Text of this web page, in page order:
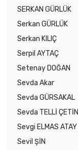
SERKAN GÜRLÜK
Serkan GÜRLÜK
Serkan KILIÇ
Serpil AYTAÇ
Setenay DOĞAN
Sevda Akar
Sevda GÜRSAKAL
Sevda TELLİ ÇETİN
Sevgi ELMAS ATAY
Sevil ŞİN